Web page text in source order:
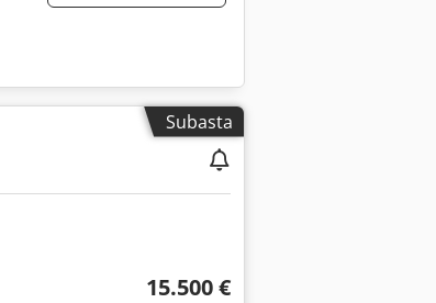
Subasta
15.500 €